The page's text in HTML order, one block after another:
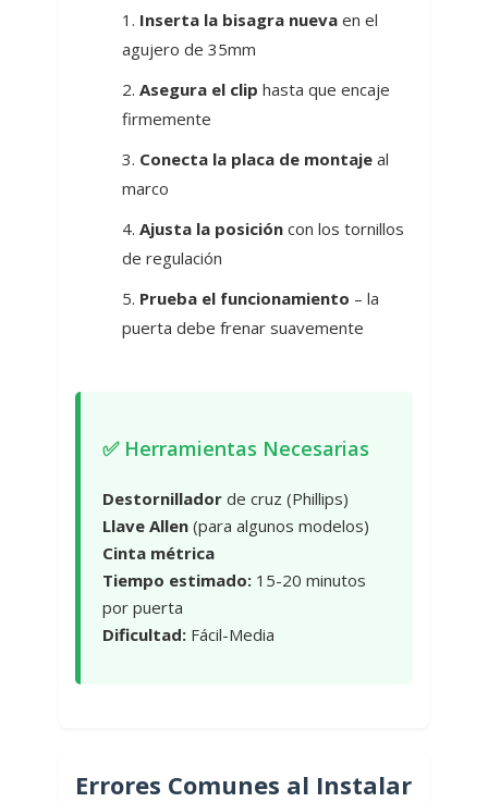
Inserta la bisagra nueva en el
agujero de 35mm
Asegura el clip hasta que encaje
firmemente
Conecta la placa de montaje al
marco
Ajusta la posición con los tornillos
de regulación
Prueba el funcionamiento – la
puerta debe frenar suavemente
✅ Herramientas Necesarias
Destornillador de cruz (Phillips)
Llave Allen (para algunos modelos)
Cinta métrica
Tiempo estimado: 15-20 minutos
por puerta
Dificultad: Fácil-Media
Errores Comunes al Instalar